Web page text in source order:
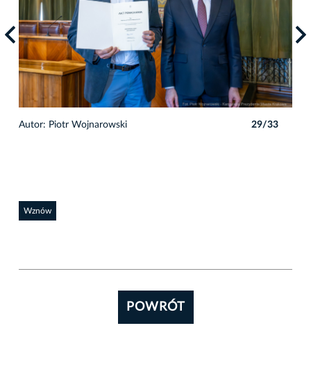
Autor: Piotr Wojnarowski 29/33
Wznów
POWRÓT